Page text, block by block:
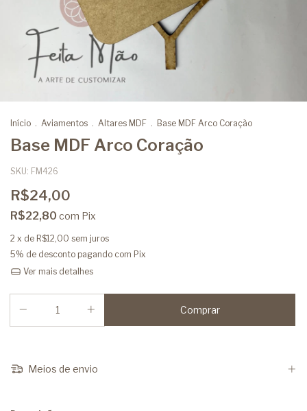
Início . Aviamentos . Altares MDF . Base MDF Arco Coração
Base MDF Arco Coração
SKU: FM426
R$24,00
R$22,80 com Pix
2 x de R$12,00 sem juros
5% de desconto pagando com Pix
Ver mais detalhes
Meios de envio